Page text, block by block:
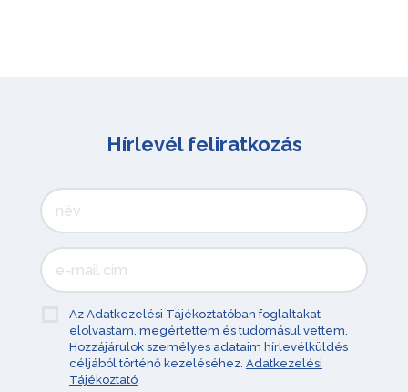
Hírlevél feliratkozás
Az Adatkezelési Tájékoztatóban foglaltakat
elolvastam, megértettem és tudomásul vettem.
Hozzájárulok személyes adataim hírlevélküldés
céljából történő kezeléséhez. Adatkezelési
Tájékoztató